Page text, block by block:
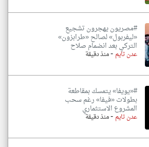
#مصريون يهجرون تشجيع
«ليفربول» لصالح «طرابزون»
التركي بعد انضمام صلاح
عدن تايم -منذ دقيقة
#«يويفا» يتمسك بمقاطعة
بطولات «فيفا» رغم سحب
المشروع الاستثماري
عدن تايم-منذ دقيقة